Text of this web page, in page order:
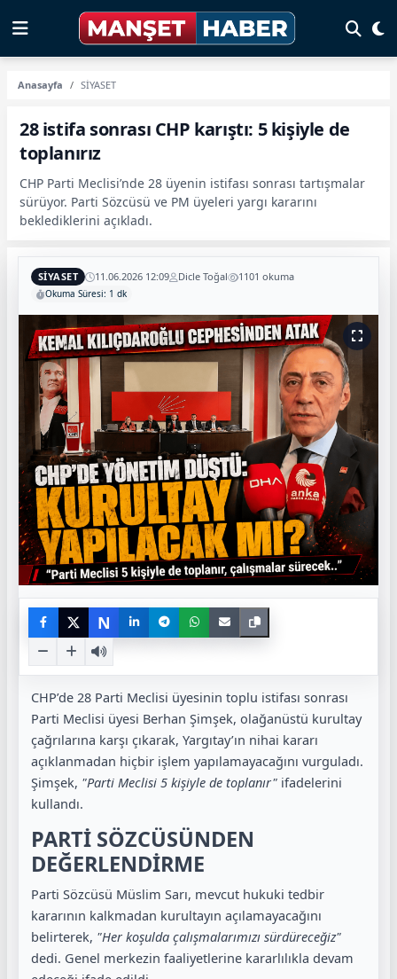
Anasayfa SİYASET
28 istifa sonrası CHP karıştı: 5 kişiyle de
toplanırız
CHP Parti Meclisi’nde 28 üyenin istifası sonrası tartışmalar
sürüyor. Parti Sözcüsü ve PM üyeleri yargı kararını
beklediklerini açıkladı.
SİYASET 11.06.2026 12:09 Dicle Toğal 1101 okuma
Okuma Süresi: 1 dk
N
CHP’de 28 Parti Meclisi üyesinin toplu istifası sonrası
Parti Meclisi üyesi Berhan Şimşek, olağanüstü kurultay
çağrılarına karşı çıkarak, Yargıtay’ın nihai kararı
açıklanmadan hiçbir işlem yapılamayacağını vurguladı.
Şimşek, "Parti Meclisi 5 kişiyle de toplanır" ifadelerini
kullandı.
PARTİ SÖZCÜSÜNDEN
DEĞERLENDİRME
Parti Sözcüsü Müslim Sarı, mevcut hukuki tedbir
kararının kalkmadan kurultayın açılamayacağını
belirterek, "Her koşulda çalışmalarımızı sürdüreceğiz"
dedi. Genel merkezin faaliyetlerine kararlılıkla devam